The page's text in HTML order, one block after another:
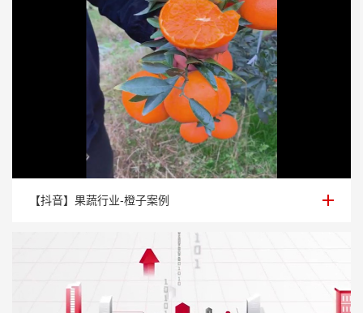
【抖音】果蔬行业-橙子案例
【抖音】果蔬行业-橙子案例